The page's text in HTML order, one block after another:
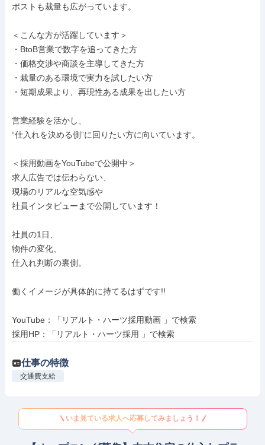
ポストも裁量も広がっています。
＜こんな方が活躍しています＞
・BtoB営業で数字を追ってきた方
・価格交渉や商談を主導してきた方
・裁量のある環境で実力を試したい方
・短期成果より、再現性ある成果を出したい方
営業経験を活かし、
“仕入れを決める側”に回りたい方に向いています。
＜採用動画をYouTubeで公開中＞
求人広告では伝わらない、
現場のリアルな空気感や
社員インタビューまで公開しています！
社員の1日、
物件の変化、
仕入れ判断の裏側。
働くイメージが具体的に持てるはずです!!
YouTube：「リアルト・ハーツ採用動画 」で検索
採用HP：「リアルト・ハーツ採用 」で検索
仕事の特徴
交通費支給
いま見ている求人へ応募してみましょう！